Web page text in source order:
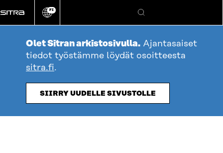
suoraan
sisältöön
Vaihda
kieli
FI
Hae
Olet Sitran arkistosivulla. Ajantasaiset
tiedot työstämme löydät osoitteesta
sitra.fi.
SIIRRY UUDELLE SIVUSTOLLE